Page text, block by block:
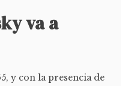
va a
y con la presencia de